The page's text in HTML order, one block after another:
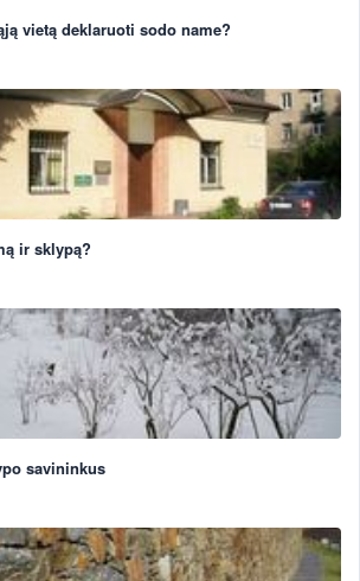
vietą deklaruoti sodo name?
ir sklypą?
savininkus